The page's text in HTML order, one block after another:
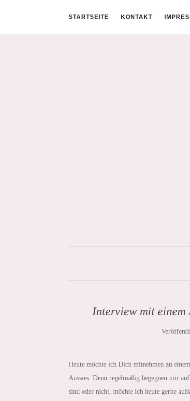
STARTSEITE KONTAKT
Interview mit einem
Heute möchte ich Dich mitnehmen zu
Aussies. Denn regelmäßig begegnen mir
sind oder nicht, möchte ich heute gerne